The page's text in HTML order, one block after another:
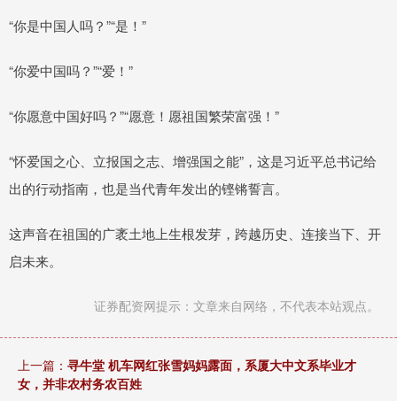
“你是中国人吗？”“是！”
“你爱中国吗？”“爱！”
“你愿意中国好吗？”“愿意！愿祖国繁荣富强！”
“怀爱国之心、立报国之志、增强国之能”，这是习近平总书记给
出的行动指南，也是当代青年发出的铿锵誓言。
这声音在祖国的广袤土地上生根发芽，跨越历史、连接当下、开
启未来。
证券配资网提示：文章来自网络，不代表本站观点。
上一篇： 寻牛堂 机车网红张雪妈妈露面，系厦大中文系毕业才
女，并非农村务农百姓